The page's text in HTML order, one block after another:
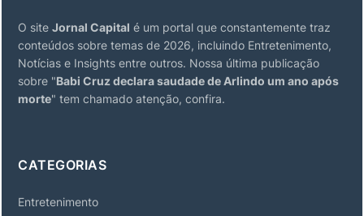
O site Jornal Capital é um portal que constantemente traz
conteúdos sobre temas de 2026, incluindo Entretenimento,
Notícias e Insights entre outros. Nossa última publicação
sobre "Babi Cruz declara saudade de Arlindo um ano após
morte" tem chamado atenção, confira.
CATEGORIAS
Entretenimento